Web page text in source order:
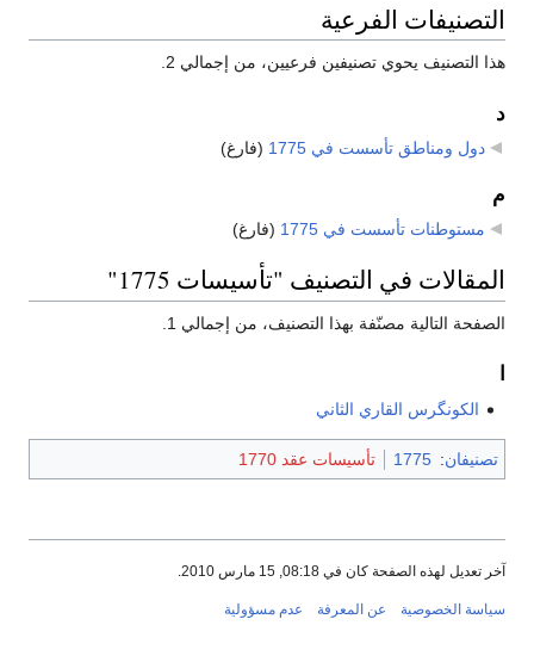
التصنيفات الفرعية
هذا التصنيف يحوي تصنيفين فرعيين، من إجمالي 2.
د
دول ومناطق تأسست في 1775 (فارغ)
م
مستوطنات تأسست في 1775 (فارغ)
المقالات في التصنيف "تأسيسات 1775"
الصفحة التالية مصنّفة بهذا التصنيف، من إجمالي 1.
الكونگرس القاري الثاني
تصنيفان:
1775 تأسيسات عقد 1770
آخر تعديل لهذه الصفحة كان في 08:18, 15 مارس 2010.
سياسة الخصوصية عن المعرفة عدم مسؤولية